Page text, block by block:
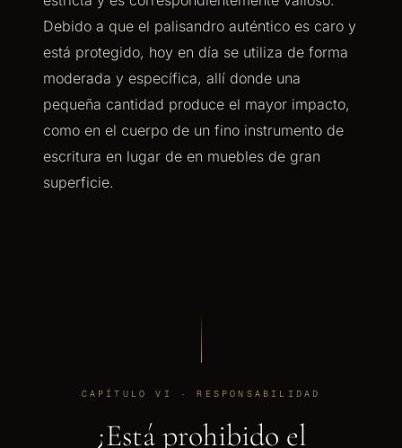
Debido a que el palisandro auténtico es caro y
está protegido, hoy en día se utiliza de forma
moderada y específica, allí donde una
pequeña cantidad produce el mayor impacto,
como en el cuerpo de un fino instrumento de
escritura en lugar de en muebles de gran
superficie.
CAPÍTULO VI · RESPONSABILIDAD
¿Está prohibido el